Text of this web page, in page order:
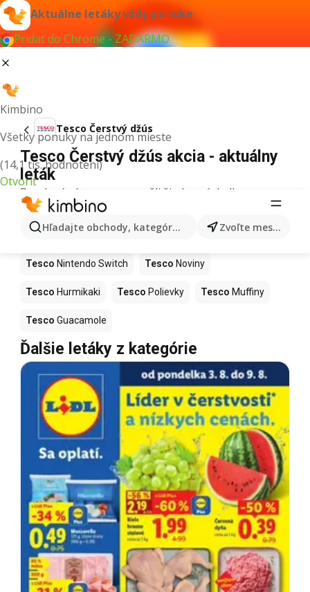
Aktuálne letáky vždy po ruke
Pridať do Chrome - ZADARMO
Kimbino
Všetky ponuky na jednom mieste
(14,1 tis. hodnotení)
Otvoriť
Hľadajte obchody, kategórie, produkty... Zvoľte mesto
Tesco Čerstvý džús
Tesco Čerstvý džús akcia - aktuálny
leták
Pre daný výraz sme nenašli žiadne výsledky.
Ďalšie produkty v obchodoch Tesco
Tesco Kapor Tesco Ashwagandha
Tesco Nintendo Switch Tesco Noviny
Tesco Hurmikaki Tesco Polievky Tesco Muffiny
Tesco Guacamole
Ďalšie letáky z kategórie